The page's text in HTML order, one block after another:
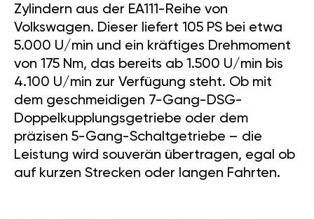
Zylindern aus der EA111-Reihe von
Volkswagen. Dieser liefert 105 PS bei etwa
5.000 U/min und ein kräftiges Drehmoment
von 175 Nm, das bereits ab 1.500 U/min bis
4.100 U/min zur Verfügung steht. Ob mit
dem geschmeidigen 7-Gang-DSG-
Doppelkupplungsgetriebe oder dem
präzisen 5-Gang-Schaltgetriebe – die
Leistung wird souverän übertragen, egal ob
auf kurzen Strecken oder langen Fahrten.